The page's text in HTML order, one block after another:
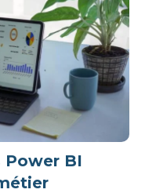
Power BI